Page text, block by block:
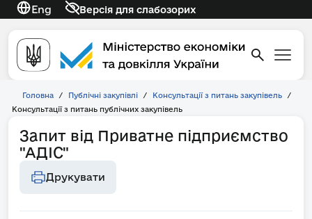
Eng Версія для слабозорих
Головна / Публічні закупівлі / Консультації з питань закупівель
/
Консультації з питань публічних закупівель
Запит від Приватне підприємство
"АДІС"
Друкувати